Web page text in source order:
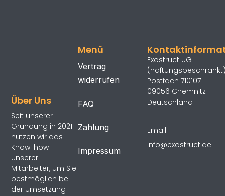
Über Uns
Seit unserer
Gründung in 2021
nutzen wir das
Know-how
unserer
Mitarbeiter, um Sie
bestmöglich bei
der Umsetzung
Menü
Vertrag
widerrufen
FAQ
Zahlung
Impressum
Exostruct UG
Postfach 710107
09056 Chemnitz
Deutschland
Email:
info@exostruct.de